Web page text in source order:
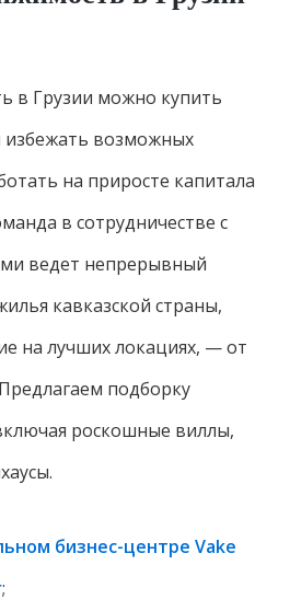
в Грузии можно купить
избежать возможных
на приросте капитала
в сотрудничестве с
ведет непрерывный
кавказской страны,
на лучших локациях, — от
подборку
роскошные виллы,
бизнес-центре Vake
;